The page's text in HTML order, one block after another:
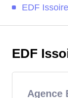
EDF
EDF
Agence